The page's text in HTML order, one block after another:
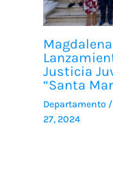
Justicia
“Santa
Departamento /
27, 2024